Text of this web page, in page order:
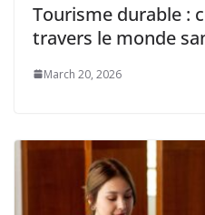
Tourisme durable :
travers le monde
March 20, 2026